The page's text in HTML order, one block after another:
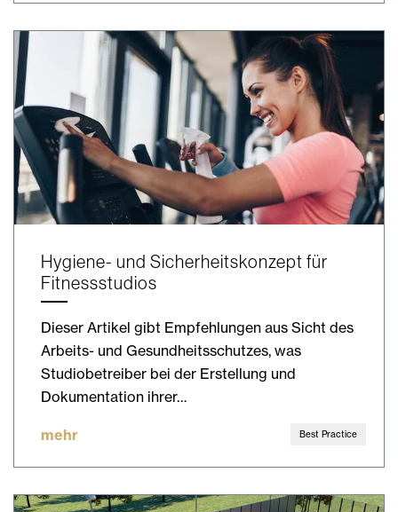
Hygiene- und Sicherheitskonzept für
Fitnessstudios
Dieser Artikel gibt Empfehlungen aus Sicht des
Arbeits- und Gesundheitsschutzes, was
Studiobetreiber bei der Erstellung und
Dokumentation ihrer…
mehr Best Practice